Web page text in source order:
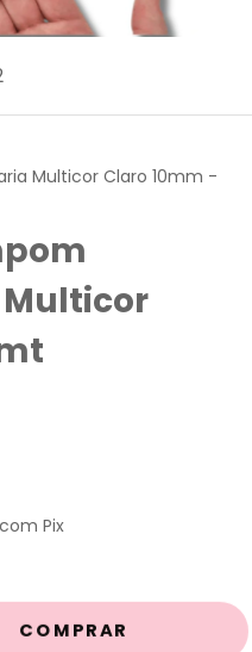
Multicor Claro 10mm -
Pix